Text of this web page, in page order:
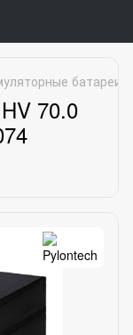
батареи
70.0